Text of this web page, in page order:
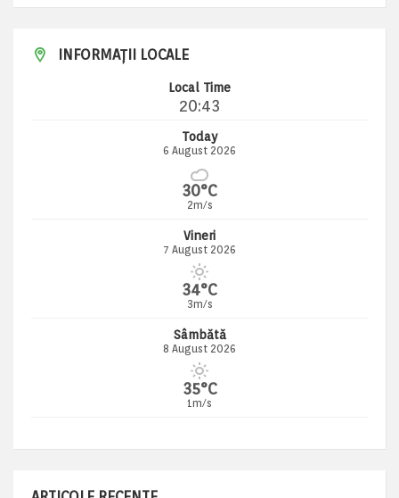
INFORMAȚII LOCALE
Local Time
20:43
Today
6 August 2026
30°C
2m/s
Vineri
7 August 2026
34°C
3m/s
Sâmbătă
8 August 2026
35°C
1m/s